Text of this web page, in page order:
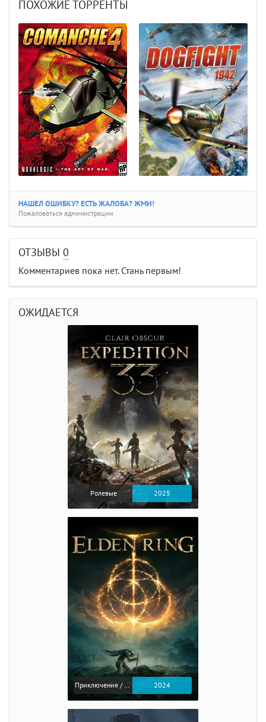
ПОХОЖИЕ ТОРРЕНТЫ
НАШЕЛ ОШИБКУ? ЕСТЬ ЖАЛОБА? ЖМИ!
Пожаловаться администрации
ОТЗЫВЫ 0
Комментариев пока нет. Стань первым!
ОЖИДАЕТСЯ
Ролевые 2025
Приключения / Экшен / Ролевые 2024